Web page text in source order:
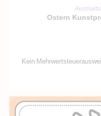
IN
Ostern
Kein